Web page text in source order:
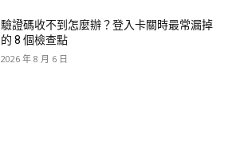
驗證碼收不到怎麼辦？登入卡關時最常漏掉
的 8 個檢查點
2026 年 8 月 6 日